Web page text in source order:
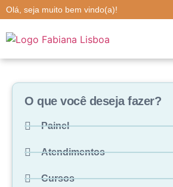
Olá, seja muito bem vindo(a)!
O que você deseja fazer?
Painel
Atendimentos
Cursos